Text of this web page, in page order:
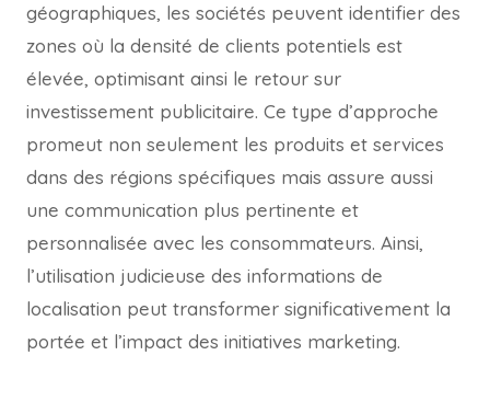
géographiques, les sociétés peuvent identifier des
zones où la densité de clients potentiels est
élevée, optimisant ainsi le retour sur
investissement publicitaire. Ce type d’approche
promeut non seulement les produits et services
dans des régions spécifiques mais assure aussi
une communication plus pertinente et
personnalisée avec les consommateurs. Ainsi,
l’utilisation judicieuse des informations de
localisation peut transformer significativement la
portée et l’impact des initiatives marketing.